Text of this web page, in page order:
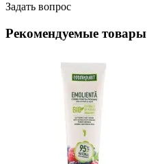
Задать вопрос
Рекомендуемые товары